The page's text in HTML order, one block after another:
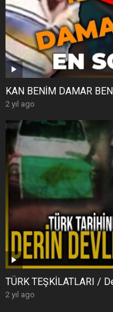
KAN BENİM DAMAR
2 yıl ago
TÜRK TEŞKİLATLARI /
2 yıl ago